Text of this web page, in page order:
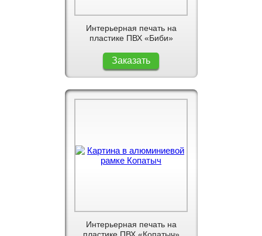
Интерьерная печать на
пластике ПВХ «Биби»
Заказать
Интерьерная печать на